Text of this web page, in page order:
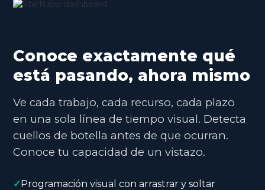
Conoce exactamente qué
está pasando, ahora mismo
Ve cada trabajo, cada recurso, cada plazo
en una sola línea de tiempo visual. Detecta
cuellos de botella antes de que ocurran.
Conoce tu capacidad de un vistazo.
✓Programación visual con arrastrar y soltar